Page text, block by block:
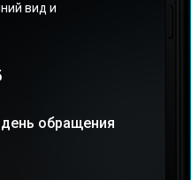
вид и
обращения